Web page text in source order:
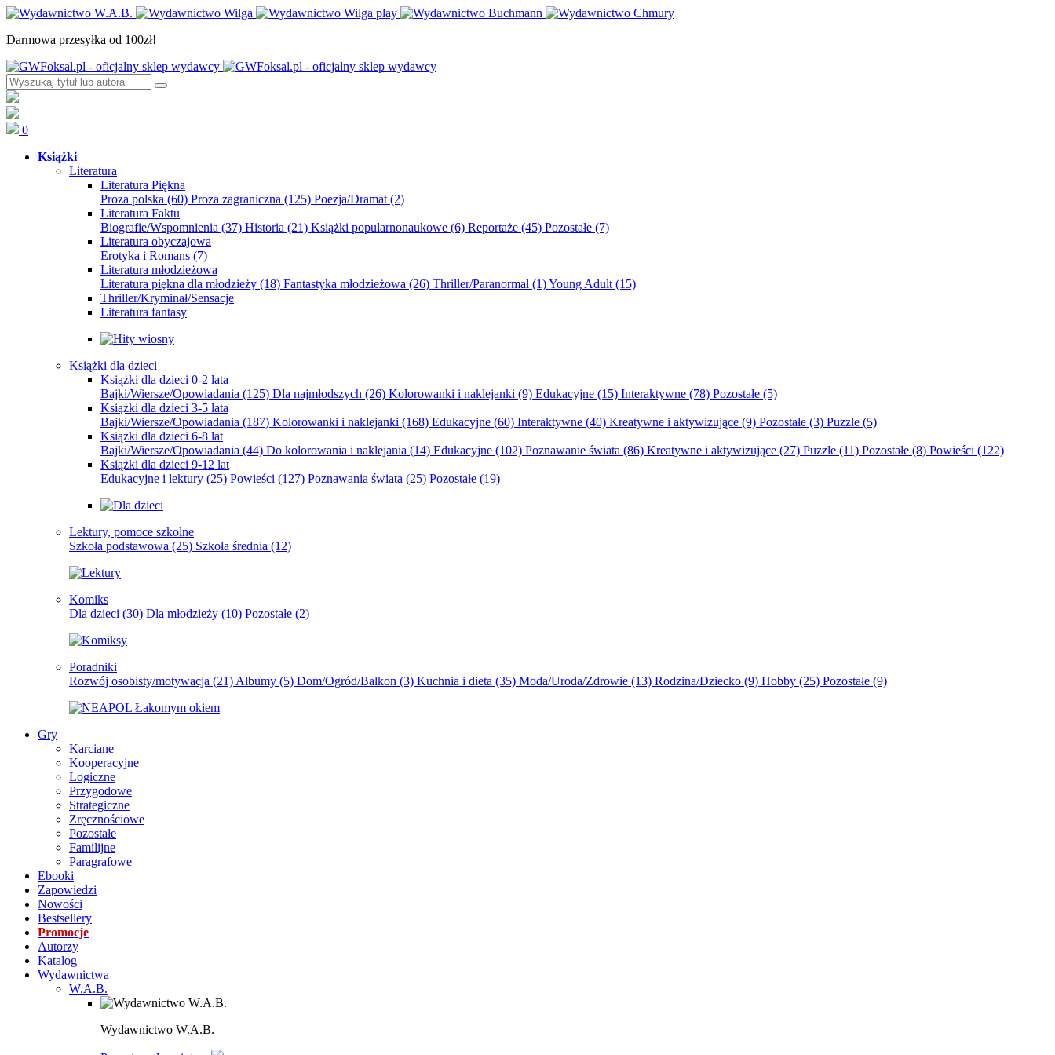
Darmowa przesyłka od 100zł!
0
Książki
Literatura
Literatura Piękna
Proza polska (60) Proza zagraniczna (125) Poezja/Dramat (2)
Literatura Faktu
Biografie/Wspomnienia (37) Historia (21) Książki popularnonaukowe (6) Reportaże (45) Pozostałe (7)
Literatura obyczajowa
Erotyka i Romans (7)
Literatura młodzieżowa
Literatura piękna dla młodzieży (18) Fantastyka młodzieżowa (26) Thriller/Paranormal (1)Young Adult (15)
Thriller/Kryminał/Sensacje
Literatura fantasy
Książki dla dzieci
Książki dla dzieci 0-2 lata
Bajki/Wiersze/Opowiadania (125) Dla najmłodszych (26) Kolorowanki i naklejanki (9) Edukacyjne (15) Interaktywne (78) Pozostałe (5)
Książki dla dzieci 3-5 lata
Bajki/Wiersze/Opowiadania (187) Kolorowanki i naklejanki (168) Edukacyjne (60) Interaktywne (40) Kreatywne i aktywizujące (9) Pozostałe (3) Puzzle (5)
Książki dla dzieci 6-8 lat
Bajki/Wiersze/Opowiadania (44) Do kolorowania i naklejania (14) Edukacyjne (102) Poznawanie świata (86) Kreatywne i aktywizujące (27) Puzzle (11) Pozostałe (8) Powieści (122)
Książki dla dzieci 9-12 lat
Edukacyjne i lektury (25) Powieści (127) Poznawania świata (25) Pozostałe (19)
Lektury, pomoce szkolne
Szkoła podstawowa (25) Szkoła średnia (12)
Komiks
Dla dzieci (30) Dla młodzieży (10) Pozostałe (2)
Poradniki
Rozwój osobisty/motywacja (21) Albumy (5) Dom/Ogród/Balkon (3) Kuchnia i dieta (35) Moda/Uroda/Zdrowie (13) Rodzina/Dziecko (9) Hobby (25) Pozostałe (9)
Gry
Karciane
Kooperacyjne
Logiczne
Przygodowe
Strategiczne
Zręcznościowe
Pozostałe
Familijne
Paragrafowe
Ebooki
Zapowiedzi
Nowości
Bestsellery
Promocje
Autorzy
Katalog
Wydawnictwa
W.A.B.
Wydawnictwo W.A.B.